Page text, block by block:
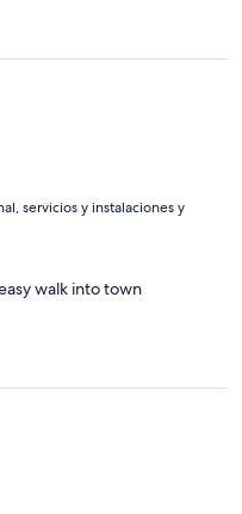
servicios y instalaciones y
walk into town